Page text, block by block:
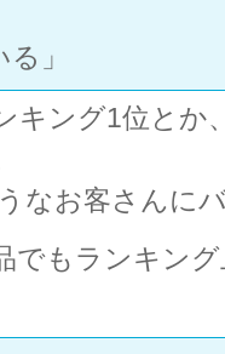
」
キング1位とか
なお客さんに
でもランキン